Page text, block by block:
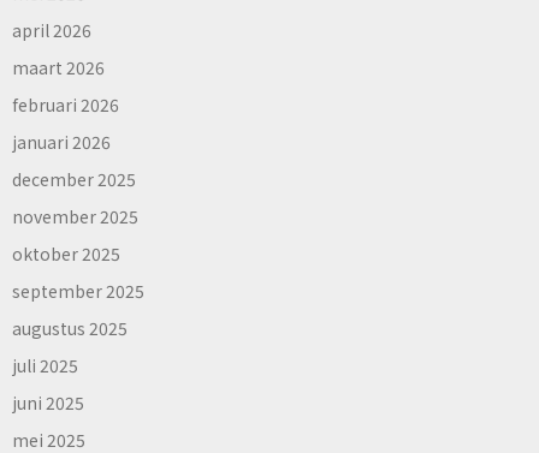
april 2026
maart 2026
februari 2026
januari 2026
december 2025
november 2025
oktober 2025
september 2025
augustus 2025
juli 2025
juni 2025
mei 2025